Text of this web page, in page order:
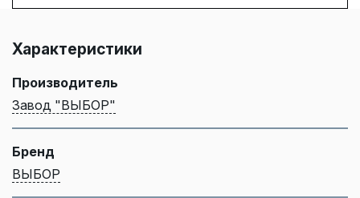
Характеристики
Производитель
Завод "ВЫБОР"
Бренд
ВЫБОР